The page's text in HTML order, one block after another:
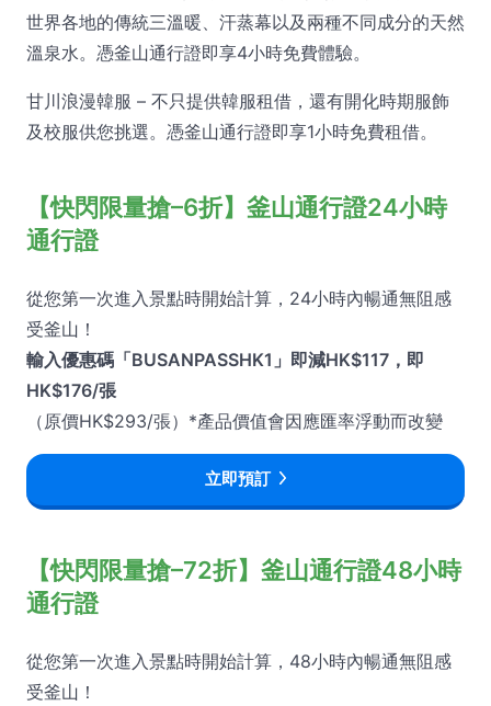
世界各地的傳統三溫暖、汗蒸幕以及兩種不同成分的天然
溫泉水。憑釜山通行證即享4小時免費體驗。
甘川浪漫韓服 – 不只提供韓服租借，還有開化時期服飾
及校服供您挑選。憑釜山通行證即享1小時免費租借。
【快閃限量搶–6折】釜山通行證24小時
通行證
從您第一次進入景點時開始計算，24小時內暢通無阻感
受釜山！
輸入優惠碼「BUSANPASSHK1」即減HK$117，即
HK$176/張
（原價HK$293/張）*產品價值會因應匯率浮動而改變
立即預訂
【快閃限量搶–72折】釜山通行證48小時
通行證
從您第一次進入景點時開始計算，48小時內暢通無阻感
受釜山！